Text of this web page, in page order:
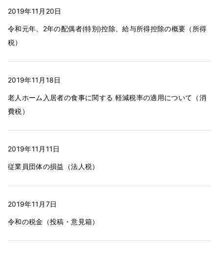
2019年11月20日
令和元年、2年の配偶者(特別)控除、給与所得控除の概要（所得
税）
2019年11月18日
老人ホーム入居者の食事に関する 軽減税率の適用について（消
費税）
2019年11月11日
従業員団体の損益（法人税）
2019年11月7日
令和の税金（投稿・意見箱）